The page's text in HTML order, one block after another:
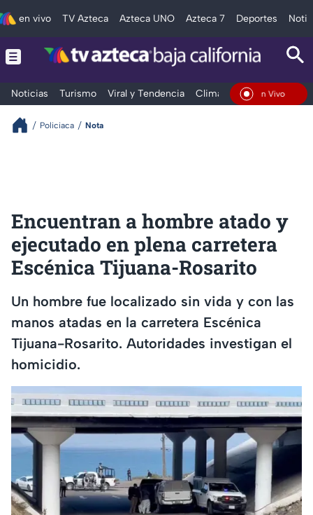
en vivo TV Azteca Azteca UNO Azteca 7 Deportes
Noticias Turismo Viral y Tendencia Clima Deportes
En Vivo
Policiaca Nota
Encuentran a hombre atado y
ejecutado en plena carretera
Escénica Tijuana-Rosarito
Un hombre fue localizado sin vida y con las
manos atadas en la carretera Escénica
Tijuana-Rosarito. Autoridades investigan el
homicidio.